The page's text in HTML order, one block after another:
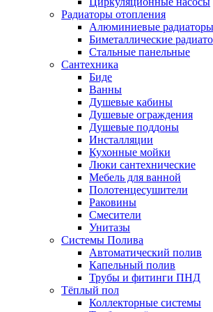
Радиаторы отопления
Алюминиевые радиаторы
Биметаллические
Стальные панельные
Сантехника
Биде
Ванны
Душевые кабины
Душевые ограждения
Душевые поддоны
Инсталляции
Кухонные мойки
Люки сантехнические
Мебель для ванной
Полотенцесушители
Раковины
Смесители
Унитазы
Системы Полива
Автоматический полив
Капельный полив
Трубы и фитинги ПНД
Тёплый пол
Коллекторные системы